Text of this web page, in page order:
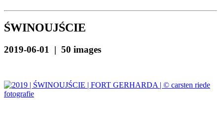
ŚWINOUJŚCIE
2019-06-01 | 50 images